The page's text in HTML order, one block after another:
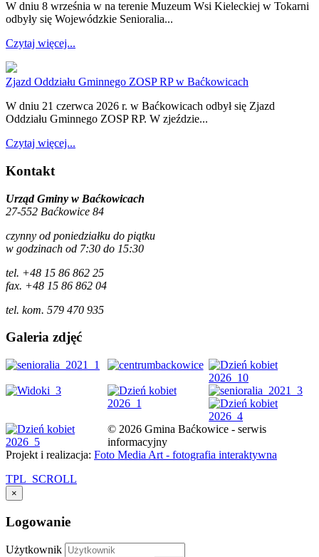
W dniu 8 września w na terenie Muzeum Wsi Kieleckiej w Tokarni
odbyły się Wojewódzkie Senioralia...
Czytaj więcej...
Zjazd Oddziału Gminnego ZOSP RP w Baćkowicach
W dniu 21 czerwca 2026 r. w Baćkowicach odbył się Zjazd
Oddziału Gminnego ZOSP RP. W zjeździe...
Czytaj więcej...
Kontakt
Urząd Gminy w Baćkowicach
27-552 Baćkowice 84
czynny od poniedziałku do piątku
w godzinach od 7:30 do 15:30
tel. +48 15 86 862 25
fax. +48 15 86 862 04
tel. kom. 579 470 935
Galeria zdjęć
© 2026 Gmina Baćkowice - serwis
informacyjny
Projekt i realizacja: Foto Media Art - fotografia interaktywna
TPL_SCROLL
×
Logowanie
Użytkownik